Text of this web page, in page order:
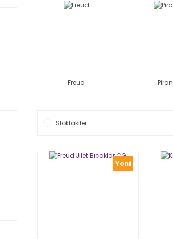
Freud
Stoktakiler
Yeni